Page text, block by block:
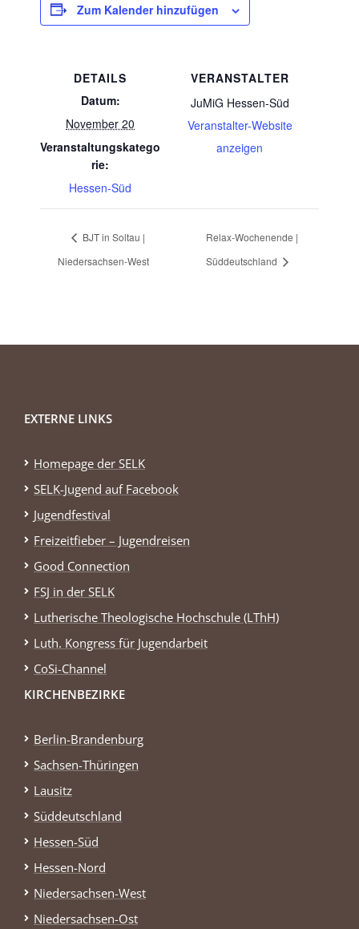
Zum Kalender hinzufügen
DETAILS
Datum:
November 20
Veranstaltungskatego
rie:
Hessen-Süd
VERANSTALTER
JuMiG Hessen-Süd
Veranstalter-Website
anzeigen
BJT in Soltau |
Niedersachsen-West
Relax-Wochenende |
Süddeutschland
EXTERNE LINKS
Homepage der SELK
SELK-Jugend auf Facebook
Jugendfestival
Freizeitfieber – Jugendreisen
Good Connection
FSJ in der SELK
Lutherische Theologische Hochschule (LThH)
Luth. Kongress für Jugendarbeit
CoSi-Channel
KIRCHENBEZIRKE
Berlin-Brandenburg
Sachsen-Thüringen
Lausitz
Süddeutschland
Hessen-Süd
Hessen-Nord
Niedersachsen-West
Niedersachsen-Ost